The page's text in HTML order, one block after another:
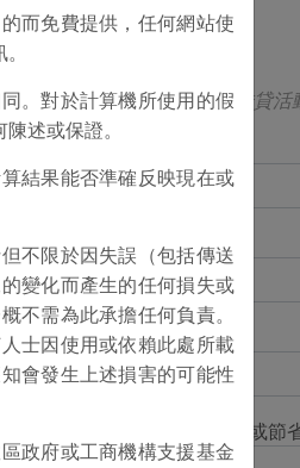
而免費提供，任何網站使
。對於計算機所使用的假
述或保證。
結果能否準確反映現在或
不限於因失誤（包括傳送
變化而產生的任何損失或
不需為此承擔任何負責。
士因使用或依賴此處所載
會發生上述損害的可能性
政府或工商機構支援基金
勵或協助使用者進行任何借貸活
項目類型:
貸款用途
項目每月平均收入或節